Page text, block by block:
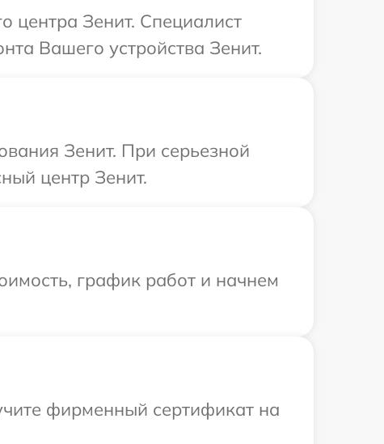
центра Зенит. Специалист
Вашего устройства Зенит.
Зенит. При серьезной
центр Зенит.
график работ и начнем
фирменный сертификат на